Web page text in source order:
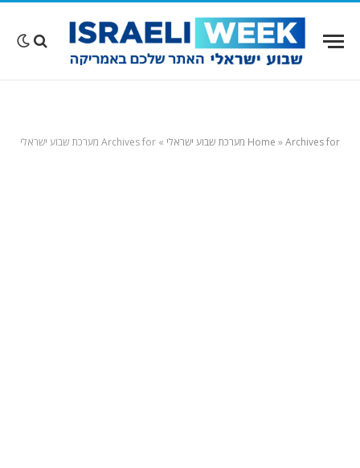
Home »Archives for מערכת שבוע ישראלי » Archives for מערכת שבוע ישראלי